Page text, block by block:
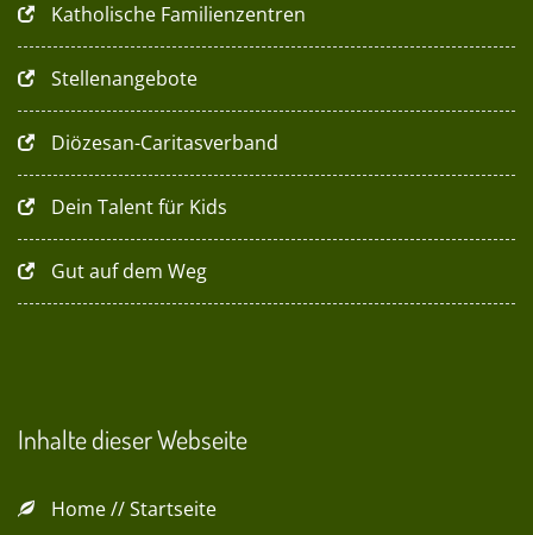
Katholische Familienzentren
Stellenangebote
Diözesan-Caritasverband
Dein Talent für Kids
Gut auf dem Weg
Inhalte dieser Webseite
Home // Startseite